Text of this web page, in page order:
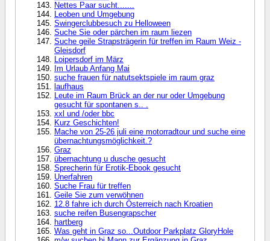
Nettes Paar sucht.......
Leoben und Umgebung
Swingerclubbesuch zu Helloween
Suche Sie oder pärchen im raum liezen
Suche geile Strapsträgerin für treffen im Raum Weiz -
Gleisdorf
Loipersdorf im März
Im Urlaub Anfang Mai
suche frauen für natutsektspiele im raum graz
laufhaus
Leute im Raum Brück an der nur oder Umgebung
gesucht für spontanen s.. .
xxl und /oder bbc
Kurz Geschichten!
Mache von 25-26 juli eine motorradtour und suche eine
übernachtungsmöglichkeit.?
Graz
übernachtung u dusche gesucht
Sprecherin für Erotik-Ebook gesucht
Unerfahren
Suche Frau für treffen
Geile Sie zum verwöhnen
12.8 fahre ich durch Österreich nach Kroatien
suche reifen Busengrapscher
hartberg
Was geht in Graz so...Outdoor Parkplatz GloryHole